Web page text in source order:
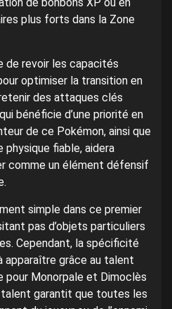
plus forts dans la Zone
revoir les capacités
optimiser la transition en
des attaques clés
bénéficie d’une priorité en
de ce Pokémon, ainsi que
physique fiable, aidera
comme un élément défensif
simple dans ce premier
pas d’objets particuliers
Cependant, la spécificité
grâce au talent
pour Monorpale et Dimoclès
garantit que toutes les